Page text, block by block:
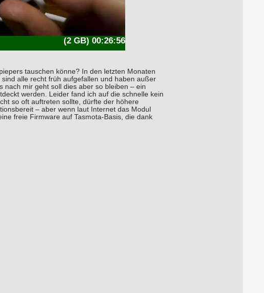
(2 GB) 00:26:56
tauschen könne? In den letzten Monaten
alle recht früh aufgefallen und haben außer
nach mir geht soll dies aber so bleiben – ein
werden. Leider fand ich auf die schnelle kein
so oft auftreten sollte, dürfte der höhere
– aber wenn laut Internet das Modul
freie Firmware auf Tasmota-Basis, die dank